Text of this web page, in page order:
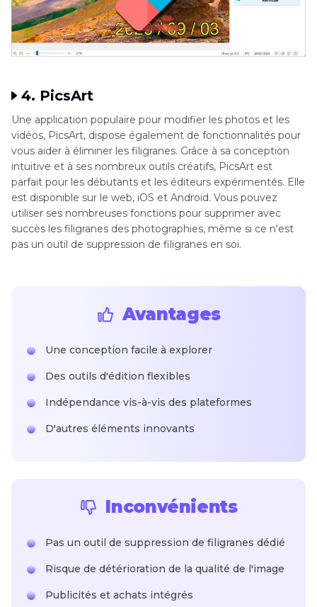
4. PicsArt
Une application populaire pour modifier les photos et les
vidéos, PicsArt, dispose également de fonctionnalités pour
vous aider à éliminer les filigranes. Grâce à sa conception
intuitive et à ses nombreux outils créatifs, PicsArt est
parfait pour les débutants et les éditeurs expérimentés. Elle
est disponible sur le web, iOS et Android. Vous pouvez
utiliser ses nombreuses fonctions pour supprimer avec
succès les filigranes des photographies, même si ce n'est
pas un outil de suppression de filigranes en soi.
Avantages
Une conception facile à explorer
Des outils d'édition flexibles
Indépendance vis-à-vis des plateformes
D'autres éléments innovants
Inconvénients
Pas un outil de suppression de filigranes dédié
Risque de détérioration de la qualité de l'image
Publicités et achats intégrés